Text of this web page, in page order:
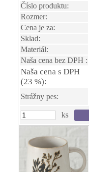
Číslo produktu:
Rozmer:
Cena je za:
Sklad:
Materiál:
Naša cena bez DPH :
Naša cena s DPH
(23 %):
Strážny pes:
ks